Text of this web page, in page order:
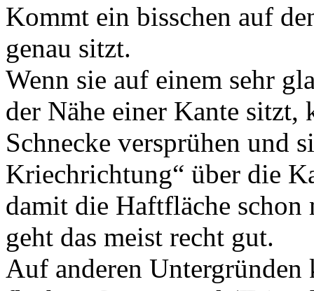
Kommt ein bisschen auf
genau sitzt.
Wenn sie auf einem sehr
der Nähe einer Kante sitzt,
Schnecke versprühen und
Kriechrichtung“ über die
damit die Haftfläche
geht das meist recht gut.
Auf anderen Untergründen